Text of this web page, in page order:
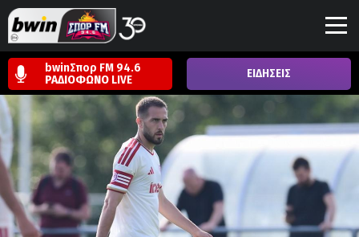
bwinΣπορ FM 94.6
ΡΑΔΙΟΦΩΝΟ LIVE ΕΙΔΗΣΕΙΣ